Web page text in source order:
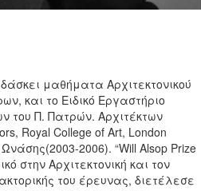
μαθήματα Αρχιτεκτονικού
και το Ειδικό Εργαστήριο
του Π. Πατρών. Αρχιτέκτων
Royal College of Art, London
2006). “Will Alsop Prize
στην Αρχιτεκτονική και τον
του έρευνας, διετέλεσε